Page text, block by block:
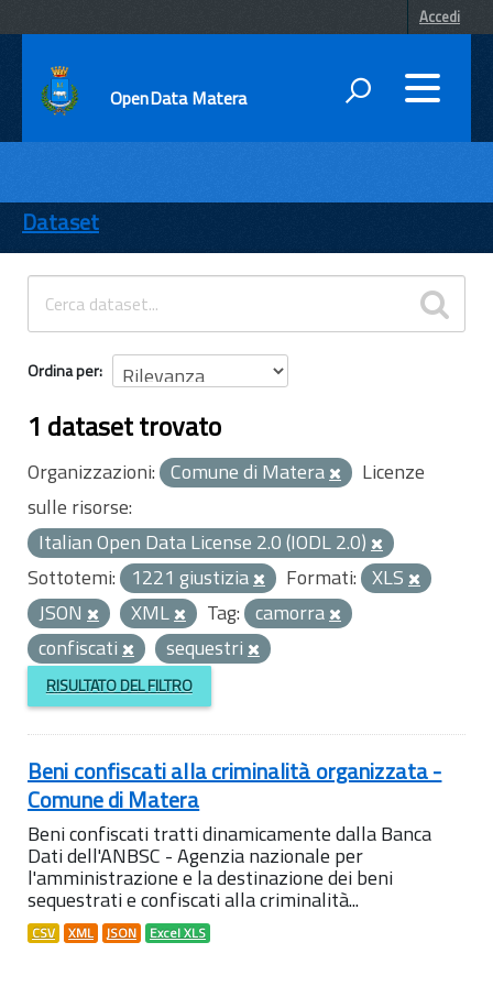
Accedi
OpenData Matera
ENTI
TEMI
INFORMAZIONI
Dataset
Ordina per
1 dataset trovato
Organizzazioni: Comune di Matera
Licenze
sulle risorse:
Italian Open Data License 2.0 (IODL 2.0)
Sottotemi:
1221 giustizia Formati: XLS
JSON
XML Tag: camorra
confiscati
sequestri
RISULTATO DEL FILTRO
Beni confiscati alla criminalità organizzata -
Comune di Matera
Beni confiscati tratti dinamicamente dalla Banca
Dati dell'ANBSC - Agenzia nazionale per
l'amministrazione e la destinazione dei beni
sequestrati e confiscati alla criminalità...
CSV XML JSON Excel XLS